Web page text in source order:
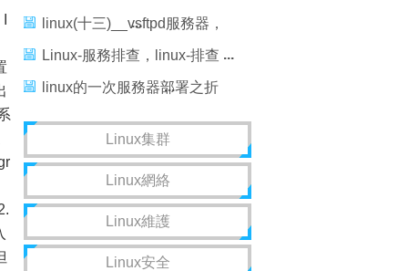
linux(十三)__vsftpd服務器，
linux__vsftpd
Linux-服務排查，linux-排查
linux的一次服務器部署之折
騰，linux部署折騰
Linux集群
Linux網絡
Linux維護
Linux安全